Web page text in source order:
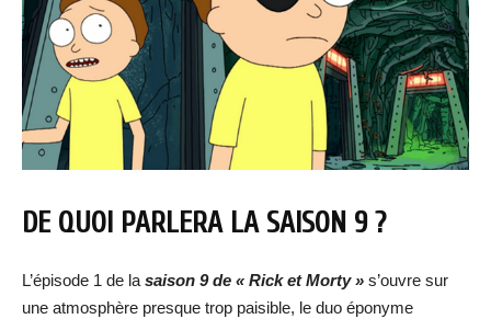
DE QUOI PARLERA LA SAISON 9 ?
L’épisode 1 de la saison 9 de « Rick et Morty » s’ouvre sur
une atmosphère presque trop paisible, le duo éponyme